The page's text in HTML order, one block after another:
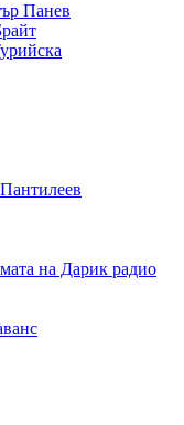
Панев
на Дарик радио